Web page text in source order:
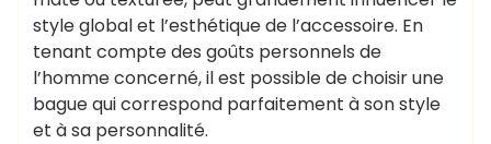
style global et l’esthétique de l’accessoire. En
tenant compte des goûts personnels de
l’homme concerné, il est possible de choisir une
bague qui correspond parfaitement à son style
et à sa personnalité.